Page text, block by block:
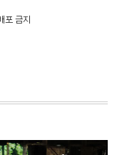
포 금지